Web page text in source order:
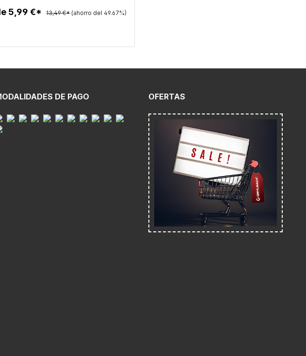
5,99 €* 13,49 €* (ahorro del 49.67%)
DE PAGO OFERTAS